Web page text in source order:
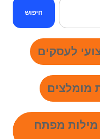
חיפוש
לעסקים
מפתח